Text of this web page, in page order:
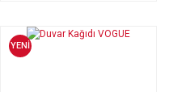
YENİ